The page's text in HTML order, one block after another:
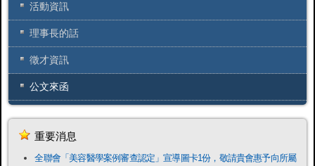
活動資訊
理事長的話
徵才資訊
公文來函
重要消息
全聯會「​美容醫學案例審查認定」宣導圖卡1份，敬請貴會惠予向所屬